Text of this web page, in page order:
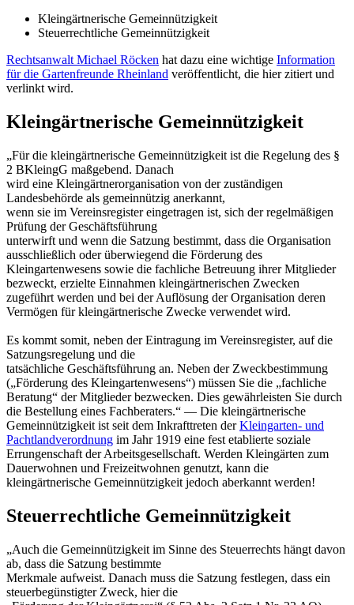
Kleingärtnerische Gemeinnützigkeit
Steuerrechtliche Gemeinnützigkeit
Rechtsanwalt Michael Röcken hat dazu eine wichtige Information
für die Gartenfreunde Rheinland veröffentlicht, die hier zitiert und
verlinkt wird.
Kleingärtnerische Gemeinnützigkeit
„Für die kleingärtnerische Gemeinnützigkeit ist die Regelung des §
2 BKleingG maßgebend. Danach
wird eine Kleingärtnerorganisation von der zuständigen
Landesbehörde als gemeinnützig anerkannt,
wenn sie im Vereinsregister eingetragen ist, sich der regelmäßigen
Prüfung der Geschäftsführung
unterwirft und wenn die Satzung bestimmt, dass die Organisation
ausschließlich oder überwiegend die Förderung des
Kleingartenwesens sowie die fachliche Betreuung ihrer Mitglieder
bezweckt, erzielte Einnahmen kleingärtnerischen Zwecken
zugeführt werden und bei der Auflösung der Organisation deren
Vermögen für kleingärtnerische Zwecke verwendet wird.
Es kommt somit, neben der Eintragung im Vereinsregister, auf die
Satzungsregelung und die
tatsächliche Geschäftsführung an. Neben der Zweckbestimmung
(„Förderung des Kleingartenwesens“) müssen Sie die „fachliche
Beratung“ der Mitglieder bezwecken. Dies gewährleisten Sie durch
die Bestellung eines Fachberaters.“ — Die kleingärtnerische
Gemeinnützigkeit ist seit dem Inkrafttreten derKleingarten- und
Pachtlandverordnung im Jahr 1919 eine fest etablierte soziale
Errungenschaft der Arbeitsgesellschaft. Werden Kleingärten zum
Dauerwohnen und Freizeitwohnen genutzt, kann die
kleingärtnerische Gemeinnützigkeit jedoch aberkannt werden!
Steuerrechtliche Gemeinnützigkeit
„Auch die Gemeinnützigkeit im Sinne des Steuerrechts hängt davon
ab, dass die Satzung bestimmte
Merkmale aufweist. Danach muss die Satzung festlegen, dass ein
steuerbegünstigter Zweck, hier die